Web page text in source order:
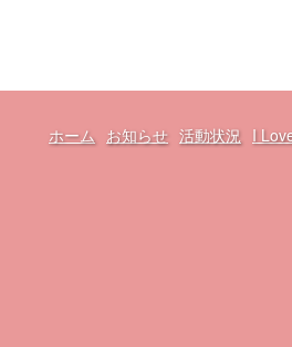
ホーム お知らせ 活動状況 I